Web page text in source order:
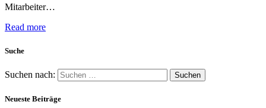
Mitarbeiter…
Read more
Suche
Suchen nach:
Neueste Beiträge